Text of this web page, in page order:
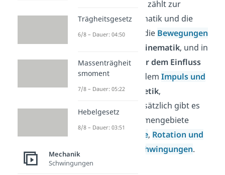
gegliedert. Hierbei zählt zur
Dynamik die Kinematik und die
Kinetik. Es wird in die Bewegungen
Kinematik, und in
Bewegungen unter dem Einfluss
von Kräften
, also dem Impuls und
Kraft,also der Kinetik,
unterschieden. Zusätzlich gibt es
aber noch die Themengebiete
Arbeit und Energie, Rotation und
Trägheit
Schwingungen.
Trägheitsgesetz
6/8 – Dauer: 04:50
Massenträgheit
smoment
7/8 – Dauer: 05:22
Hebelgesetz
8/8 – Dauer: 03:51
Mechanik
Schwingungen